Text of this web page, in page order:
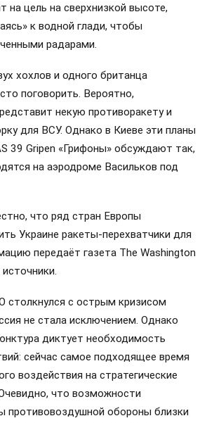
на цель на сверхнизкой высоте,
к водной глади, чтобы
радарами.
хохлов и одного британца
поговорить. Вероятно,
некую противоракету и
для ВСУ. Однако в Киеве эти планы
39 Gripen «Грифоны» обсуждают так,
на аэродроме Васильков под
что ряд стран Европы
Украине ракеты-перехватчики для
передаёт газета The Washington
с острым кризисом
не стала исключением. Однако
диктует необходимость
сейчас самое подходящее время
воздействия на стратегические
что возможности
противовоздушной обороны близки